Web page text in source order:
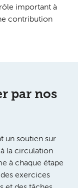
important à
contribution
par nos
un soutien sur
la circulation
à chaque étape
exercices